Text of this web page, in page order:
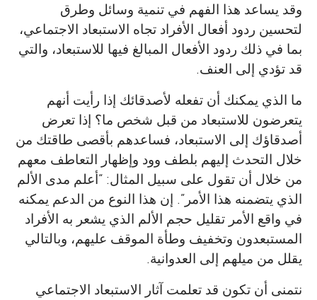
وقد يساعد هذا الفهم في تنمية وسائل وطرق
لتحسين ردود أفعال الأفراد تجاه الاستبعاد الاجتماعي،
بما في ذلك ردود الأفعال المبالغ فيها للاستبعاد، والتي
قد تؤدي إلى العنف.
ما الذي يمكنك أن تفعله لأصدقائك إذا رأيت أنهم
يتعرضون للاستبعاد من قبل شخص ما؟ إذا تعرض
أصدقاؤك إلى الاستبعاد، فساعدهم بأقصى طاقتك من
خلال التحدث إليهم بلطف وود وإظهار التعاطف معهم
من خلال أن تقول على سبيل المثال: “أعلم مدى الألم
الذي يتضمنه هذا الأمر”. إن هذا النوع من الدعم يمكنه
في واقع الأمر تقليل حجم الألم الذي يشعر به الأفراد
المستبعدون وتخفيف وطأة الموقف عليهم، وبالتالي
يقلل من ميلهم إلى العدوانية.
نتمنى أن تكون قد تعلمت آثار الاستبعاد الاجتماعي